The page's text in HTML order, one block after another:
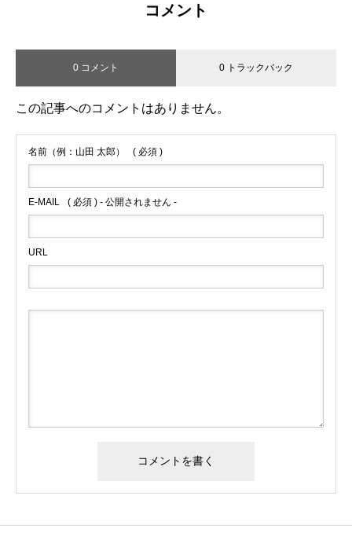
コメント
0 コメント 0 トラックバック
この記事へのコメントはありません。
名前（例：山田 太郎） ( 必須 )
E-MAIL ( 必須 ) - 公開されません -
URL